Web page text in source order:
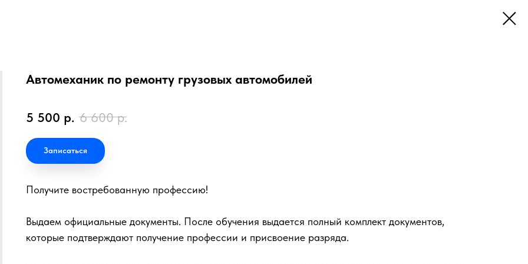
Автомеханик по ремонту грузовых автомобилей
5 500 р. 6 600 р.
Записаться
Получите востребованную профессию!
Выдаем официальные документы. После обучения выдается полный комплект документов,
которые подтверждают получение профессии и присвоение разряда.